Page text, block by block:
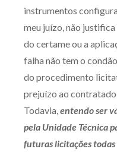
instrumentos
meu juízo, não
do certame ou a
falha não tem o
do procedimento
prejuízo ao
Todavia,entendo ser
pela Unidade Técnica
futuras licitações todas